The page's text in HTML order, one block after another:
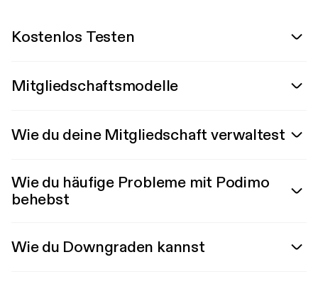
Kostenlos Testen
Mitgliedschaftsmodelle
Wie du deine Mitgliedschaft verwaltest
Wie du häufige Probleme mit Podimo
behebst
Wie du Downgraden kannst